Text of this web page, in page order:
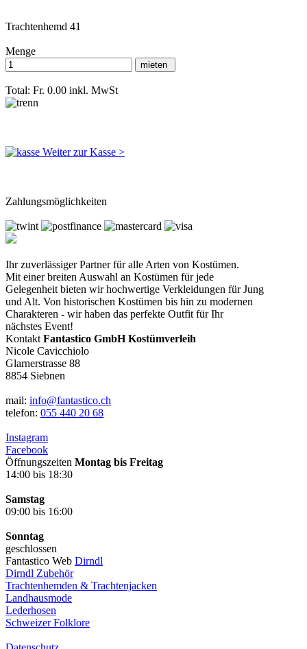
Trachtenhemd 41
Menge
Total: Fr. 0.00 inkl. MwSt
Weiter zur Kasse >
Zahlungsmöglichkeiten
Ihr zuverlässiger Partner für alle Arten von Kostümen.
Mit einer breiten Auswahl an Kostümen für jede
Gelegenheit bieten wir hochwertige Verkleidungen für Jung
und Alt. Von historischen Kostümen bis hin zu modernen
Charakteren - wir haben das perfekte Outfit für Ihr
nächstes Event!
Kontakt Fantastico GmbH Kostümverleih
Nicole Cavicchiolo
Glarnerstrasse 88
8854 Siebnen
mail: info@fantastico.ch
telefon: 055 440 20 68
Instagram
Facebook
Öffnungszeiten Montag bis Freitag
14:00 bis 18:30
Samstag
09:00 bis 16:00
Sonntag
geschlossen
Fantastico Web Dirndl
Dirndl Zubehör
Trachtenhemden & Trachtenjacken
Landhausmode
Lederhosen
Schweizer Folklore